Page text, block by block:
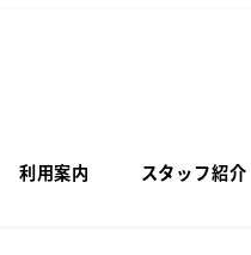
利用案内 スタッフ紹介